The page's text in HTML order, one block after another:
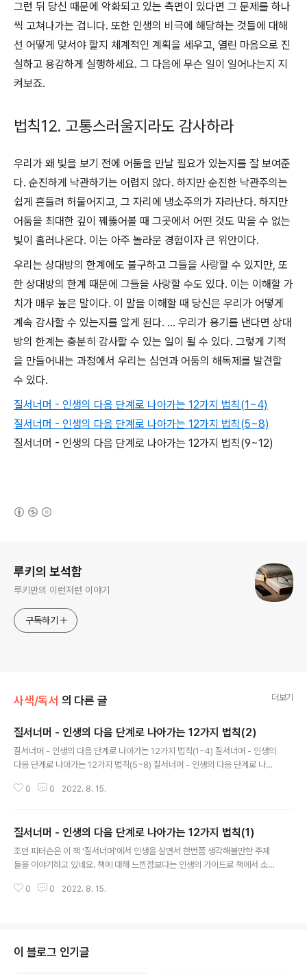
그런 뒤 당신 때문에 악화되고 있는 측면이 있다면 그 문제를 하나
씩 고쳐나가는 겁니다. 또한 인생의 비극에 해당하는 것들에 대해
선 어떻게 맞서야 할지 체계적인 계획을 세우고, 열린 마음으로 진
실하고 용감하게 실행하세요. 그 다음에 무슨 일이 일어나는지 지
켜보죠.
법칙12. 고통스러울지라도 감사하라
우리가 왜 빛을 보기 전에 어둠을 만날 필요가 있는지를 잘 보여준
다. 순진하게 낙관하기는 어렵지 않다. 하지만 순진한 낙관주의는
쉽게 흔들려 허물어지고, 그 자리에 냉소주의가 자라난다. 하지만
어둠을 최대한 깊이 꿰뚫어볼 때 그곳에서 어떤 것도 막을 수 없는
빛이 흘러나온다. 이는 아주 놀라운 경험이자 큰 위안이다.
우리는 상대방의 한계에도 불구하고 그들을 사랑할 수 있지만, 또
한 상대방의 한계 때문에 그들을 사랑할 수도 있다. 이는 이해할 가
치가 매우 높은 말이다. 이 말을 이해할 때 당신은 우리가 어떻게
계속 감사할 수 있는지를 알게 된다. ... 우리가 용기를 낸다면 상대
방의 한계는 충분히 감사할 수 있는 일이 될 수 있다. 그렇게 기적
을 만들어내는 과정에서 우리는 심연과 어둠의 해독제를 발견할
수 있다.
질서너머 - 인생의 다음 단계로 나아가는 12가지 법칙(1~4)
질서너머 - 인생의 다음 단계로 나아가는 12가지 법칙(5~8)
질서너머 - 인생의 다음 단계로 나아가는 12가지 법칙(9~12)
루키의 보석함
루키만의 이런저런 이야기
구독하기
사색/독서 의 다른 글 더보기
질서너머 - 인생의 다음 단계로 나아가는 12가지 법칙(2)
질서너머 - 인생의 다음 단계로 나아가는 12가지 법칙(1~4) 질서너머 - 인생의
다음 단계로 나아가는 12가지 법칙(5~8) 질서너머 - 인생의 다음 단계로 나아
나아가는 것은 언제 행동해야 합당한지를 아는 것이다. 당신은 틀에 박힌 사회
있어야 한다. 자기 자신에 대한 믿음은 정직하고 의미 있고 생산적인 삶을 살기
위해 노력하는 데서 생겨난다. 법칙6. 이데올로기를 버려라 이데올로기 추종자
들은 지적 차원의 근본주의자로, 고집이 세고 융통성이 없다. 그들의 독선과 사
0 0 2022. 8. 15.
질서너머 - 인생의 다음 단계로 나아가는 12가지 법칙(1)
조던 피터슨은 이 책 '질서너머'에서 인생을 살면서 한번쯤 생각해볼만한 주제
들을 이야기하고 있네요. 책에 대해 느낀점보다는 인생의 가이드로 책에서 소개
가는 12가지 법칙(1~4) 질서너머 - 인생의 다음 단계로 나아가는 12가지 법칙
하지만, 생각하기는 주로 말하기를 통해 이뤄진다. 우리는 말을 할 필요가 있다.
기억하고 또 잊기 위해서다. 인생은 단지 게임 한 판이 아니라 일련의 게임이다.
0 0 2022. 8. 15.
이 블로그 인기글